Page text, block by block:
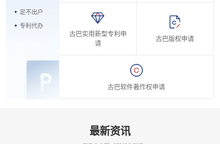
足不出户
专利代办
古巴实用新型专利申
请
古巴版权申请
古巴软件著作权申请
最新资讯